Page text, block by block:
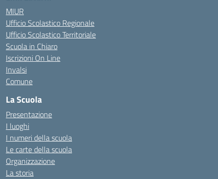
MIUR
Ufficio Scolastico Regionale
Ufficio Scolastico Territoriale
Scuola in Chiaro
Iscrizioni On Line
Invalsi
Comune
La Scuola
Presentazione
I luoghi
I numeri della scuola
Le carte della scuola
Organizzazione
La storia